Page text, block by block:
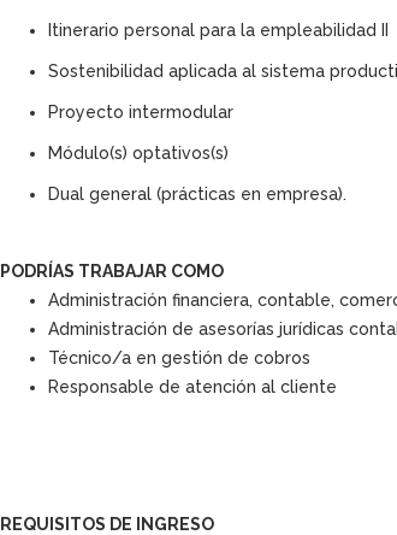
Itinerario personal para la empleabilidad II
Sostenibilidad aplicada al sistema
Proyecto intermodular
Módulo(s) optativos(s)
Dual general (prácticas en empresa).
PODRÍAS TRABAJAR COMO
Administración financiera, contable,
Administración de asesorías jurídicas
Técnico/a en gestión de cobros
Responsable de atención al cliente
REQUISITOS DE INGRESO